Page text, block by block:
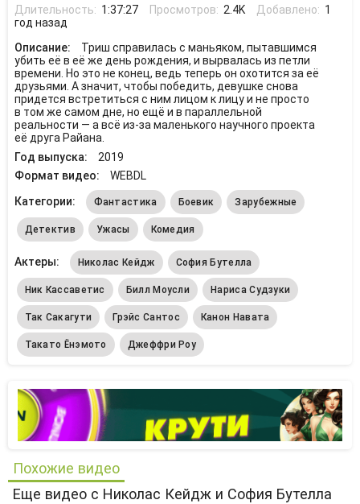
Длительность: 1:37:27 Просмотров: 2.4K Добавлено: 1
год назад
Описание:
Триш справилась с маньяком, пытавшимся
убить её в её же день рождения, и вырвалась из петли
времени. Но это не конец, ведь теперь он охотится за её
друзьями. А значит, чтобы победить, девушке снова
придется встретиться с ним лицом к лицу и не просто
в том же самом дне, но ещё и в параллельной
реальности — а всё из-за маленького научного проекта
её друга Райана.
Год выпуска:
2019
Формат видео:
WEBDL
Категории:
Фантастика Боевик Зарубежные
Детектив Ужасы Комедия
Актеры: Николас Кейдж София Бутелла
Ник Кассаветис Билл Моусли Нариса Судзуки
Так Сакагути Грэйс Сантос Канон Навата
Такато Ёнэмото Джеффри Роу
Похожие видео
Еще видео с Николас Кейдж и София Бутелла